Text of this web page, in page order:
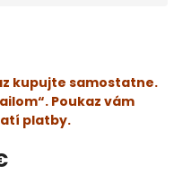
kupujte samostatne.
Poukaz vám
platby.